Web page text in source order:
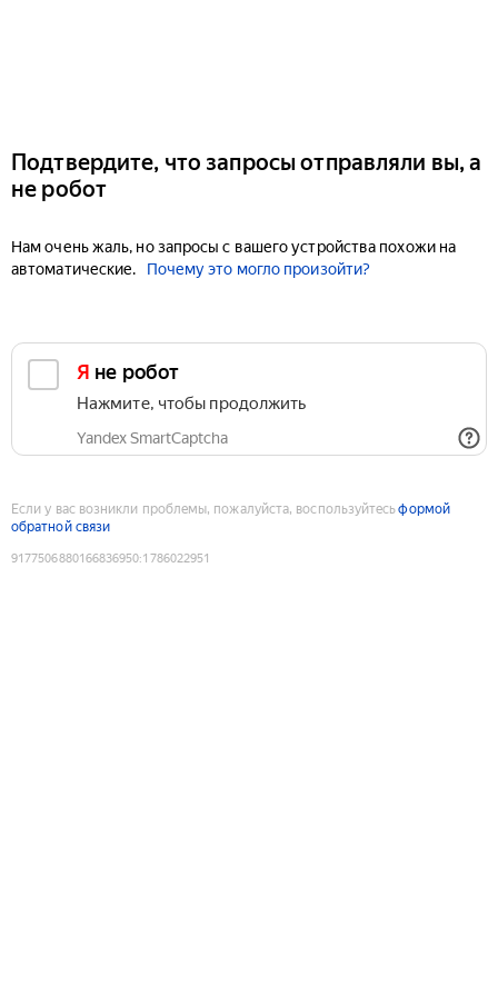
Подтвердите, что запросы отправляли вы, а
не робот
Нам очень жаль, но запросы с вашего устройства похожи на
автоматические.
Почему это могло произойти?
Я не робот
Нажмите, чтобы продолжить
Yandex SmartCaptcha
Если у вас возникли проблемы, пожалуйста, воспользуйтесьформой
обратной связи
9177506880166836950:1786022951